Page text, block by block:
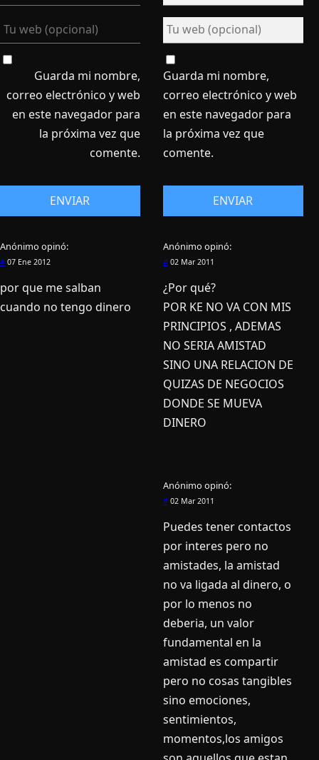
Guarda mi nombre,
correo electrónico y web
en este navegador para
la próxima vez que
comente.
Anónimo opinó:
# 07 Ene 2012
por que me salban
cuando no tengo dinero
Guarda mi nombre,
correo electrónico y web
en este navegador para
la próxima vez que
comente.
Anónimo opinó:
#02 Mar 2011
¿Por qué?
POR KE NO VA CON MIS
PRINCIPIOS , ADEMAS
NO SERIA AMISTAD
SINO UNA RELACION DE
QUIZAS DE NEGOCIOS
DONDE SE MUEVA
DINERO
Anónimo opinó:
#02 Mar 2011
Puedes tener contactos
por interes pero no
amistades, la amistad
no va ligada al dinero, o
por lo menos no
deberia, un valor
fundamental en la
amistad es compartir
pero no cosas tangibles
sino emociones,
sentimientos,
momentos,los amigos